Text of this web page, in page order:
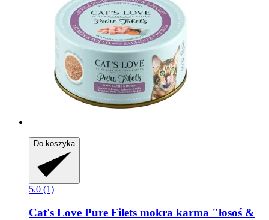
Do koszyka
5.0 (1)
Cat's Love Pure Filets mokra karma "łosoś &